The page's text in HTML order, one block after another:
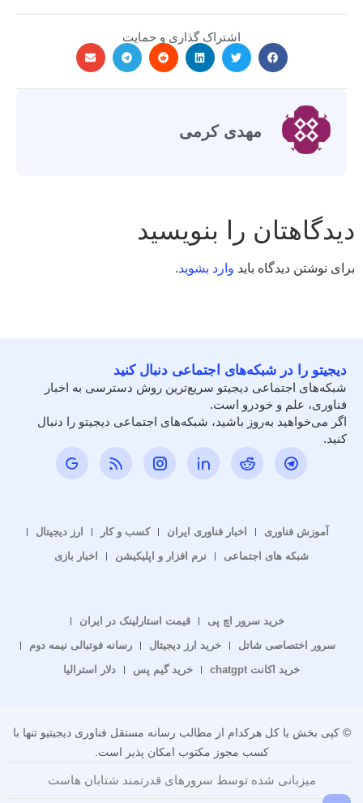
اشتراک گذاری و حمایت
مهدی کرمی
دیدگاهتان را بنویسید
برای نوشتن دیدگاه باید وارد بشوید.
دیجیتو را در شبکه‌های اجتماعی دنبال کنید
شبکه‌های اجتماعی دیجیتو سریع‌ترین روش دسترسی به اخبار
فناوری، علم و خودرو است.
اگر می‌خواهید به‌روز باشید، شبکه‌های اجتماعی دیجیتو را دنبال
کنید.
آموزش فناوری اخبار فناوری ایران کسب و کار
ارز دیجیتال
شبکه های اجتماعی
نرم افزار و اپلیکیشن اخبار بازی
خرید سرور اچ پی
قیمت استارلینک در ایران
سرور اختصاصی شاتل
خرید ارز دیجیتال
رسانه فوتبالی نیمه دوم
خرید اکانت chatgpt
خرید گیم پس دلار استرالیا
© کپی بخش یا کل هرکدام از مطالب رسانه مستقل فناوری دیجیتیو تنها با
کسب مجوز مکتوب امکان پذیر است.
میزبانی شده توسط سرورهای قدرتمند شتابان هاست